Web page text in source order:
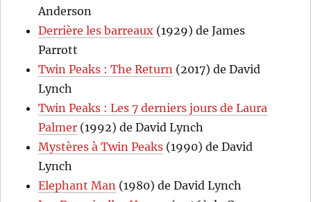
Anderson
Derrière les barreaux (1929) de James
Parrott
Twin Peaks : The Return (2017) de David
Lynch
Twin Peaks : Les 7 derniers jours de Laura
Palmer (1992) de David Lynch
Mystères à Twin Peaks (1990) de David
Lynch
Elephant Man (1980) de David Lynch